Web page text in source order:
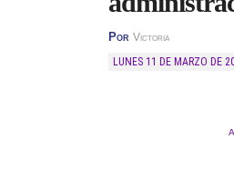
Por Victoria
LUNES 11 DE MARZO DE